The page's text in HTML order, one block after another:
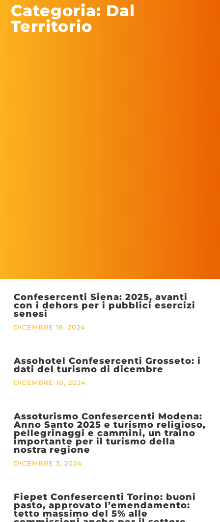
Categoria: Dal
Territorio
Confesercenti Siena: 2025, avanti
con i dehors per i pubblici esercizi
senesi
DICEMBRE 16, 2024
Assohotel Confesercenti Grosseto: i
dati del turismo di dicembre
DICEMBRE 10, 2024
Assoturismo Confesercenti Modena:
Anno Santo 2025 e turismo religioso,
pellegrinaggi e cammini, un traino
importante per il turismo della
nostra regione
DICEMBRE 3, 2024
Fiepet Confesercenti Torino: buoni
pasto, approvato l’emendamento:
tetto massimo del 5% alle